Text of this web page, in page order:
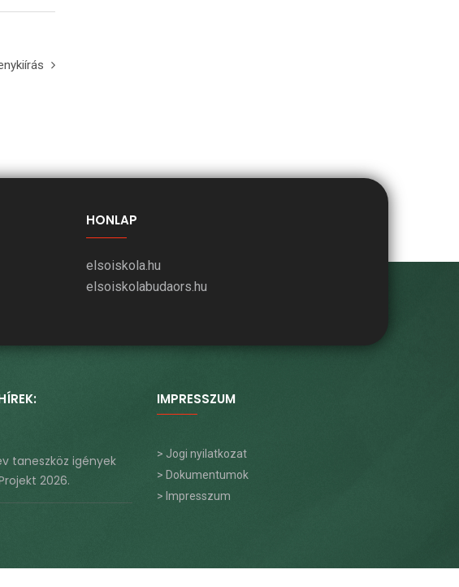
HONLAP
elsoiskola.hu
elsoiskolabudaors.hu
taneszköz igények
2026.
IMPRESSZUM
> Jogi nyilatkozat
> Dokumentumok
> Impresszum